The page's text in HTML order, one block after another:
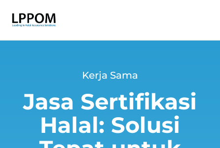
Kerja Sama
Jasa Sertifikasi
Halal: Solusi